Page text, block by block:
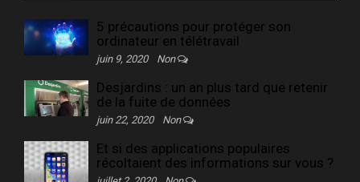
5 précautions pour protéger son
ordinateur en télétravail
juin 9, 2020 Non
Desjardins : un an plus tard que retenir
de la fuite de données
juin 22, 2020 Non
Et si des applications populaires
récoltaient des informations sur vous ?